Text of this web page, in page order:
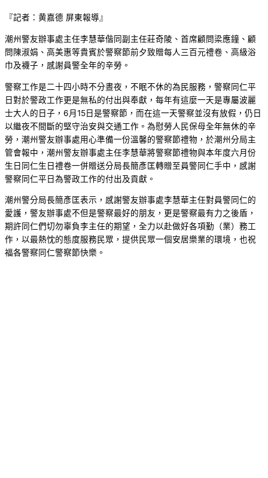
『記者：黄嘉德 屏東報導』
潮州警友辦事處主任李慧華偕同副主任莊奇陵、首席顧問梁應鐘、顧
問陳淑娟、高美惠等貴賓於警察節前夕致贈每人三百元禮卷、高級浴
巾及襪子，感謝員警全年的辛勞。
警察工作是二十四小時不分晝夜，不眠不休的為民服務，警察同仁平
日對於警政工作更是無私的付出與奉獻，每年有這麼一天是專屬波麗
士大人的日子，6月15日是警察節，而在這一天警察並沒有放假，仍日
以繼夜不間斷的堅守治安與交通工作。為慰勞人民保母全年無休的辛
勞，潮州警友辦事處用心準備一份溫馨的警察節禮物，於潮州分局主
管會報中，潮州警友辦事處主任李慧華將警察節禮物與本年度六月份
生日同仁生日禮卷一併贈送分局長簡彥匡轉贈至員警同仁手中，感謝
警察同仁平日為警政工作的付出及貢獻。
潮州警分局長簡彥匡表示，感謝警友辦事處李慧華主任對員警同仁的
愛護，警友辦事處不但是警察最好的朋友，更是警察最有力之後盾，
期許同仁們切勿辜負李主任的期望，全力以赴做好各項勤（業）務工
作，以最熱忱的態度服務民眾，提供民眾一個安居樂業的環境，也祝
福各警察同仁警察節快樂。